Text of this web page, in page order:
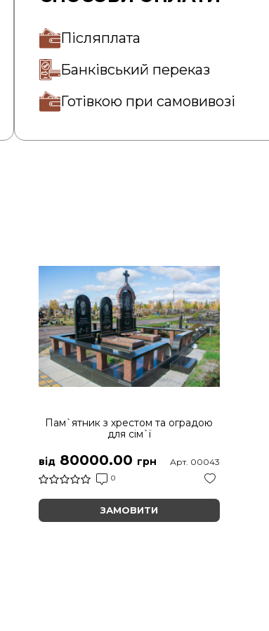
Післяплата
Банківський переказ
Готівкою при самовивозі
Пам`ятник з хрестом та оградою
для сім`ї
від 80000.00 грн
0
Арт. 00043
ЗАМОВИТИ